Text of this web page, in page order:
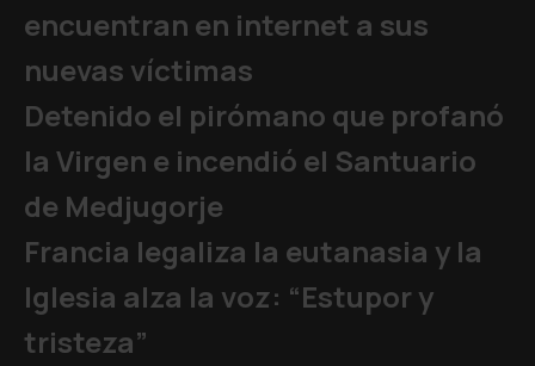
encuentran en internet a sus
nuevas víctimas
Detenido el pirómano que profanó
la Virgen e incendió el Santuario
de Medjugorje
Francia legaliza la eutanasia y la
Iglesia alza la voz: “Estupor y
tristeza”